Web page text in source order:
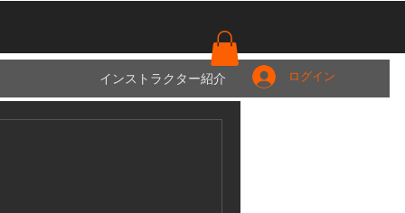
インストラクター紹介 ログイン